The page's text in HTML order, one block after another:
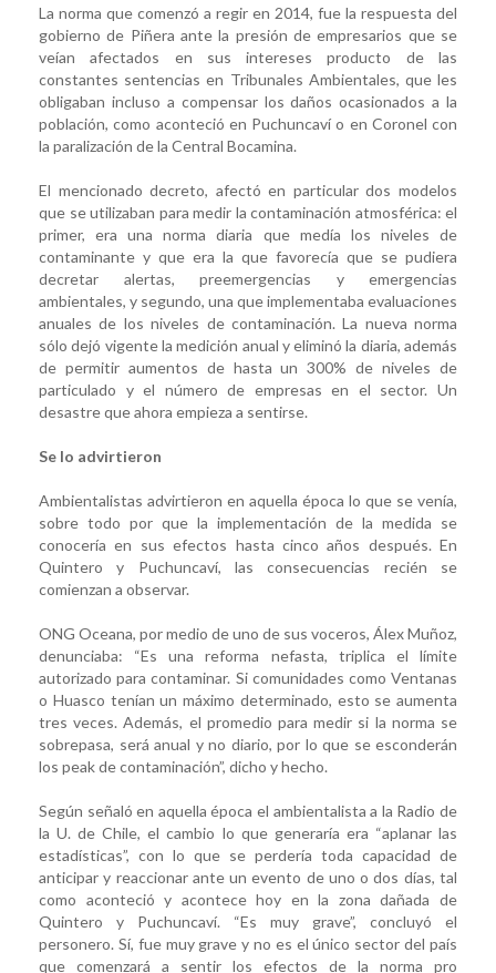
La norma que comenzó a regir en 2014, fue la respuesta del
gobierno de Piñera ante la presión de empresarios que se
veían afectados en sus intereses producto de las
constantes sentencias en Tribunales Ambientales, que les
obligaban incluso a compensar los daños ocasionados a la
población, como aconteció en Puchuncaví o en Coronel con
la paralización de la Central Bocamina.
El mencionado decreto, afectó en particular dos modelos
que se utilizaban para medir la contaminación atmosférica: el
primer, era una norma diaria que medía los niveles de
contaminante y que era la que favorecía que se pudiera
decretar alertas, preemergencias y emergencias
ambientales, y segundo, una que implementaba evaluaciones
anuales de los niveles de contaminación. La nueva norma
sólo dejó vigente la medición anual y eliminó la diaria, además
de permitir aumentos de hasta un 300% de niveles de
particulado y el número de empresas en el sector. Un
desastre que ahora empieza a sentirse.
Se lo advirtieron
Ambientalistas advirtieron en aquella época lo que se venía,
sobre todo por que la implementación de la medida se
conocería en sus efectos hasta cinco años después. En
Quintero y Puchuncaví, las consecuencias recién se
comienzan a observar.
ONG Oceana, por medio de uno de sus voceros, Álex Muñoz,
denunciaba: “Es una reforma nefasta, triplica el límite
autorizado para contaminar. Si comunidades como Ventanas
o Huasco tenían un máximo determinado, esto se aumenta
tres veces. Además, el promedio para medir si la norma se
sobrepasa, será anual y no diario, por lo que se esconderán
los peak de contaminación”, dicho y hecho.
Según señaló en aquella época el ambientalista a la Radio de
la U. de Chile, el cambio lo que generaría era “aplanar las
estadísticas”, con lo que se perdería toda capacidad de
anticipar y reaccionar ante un evento de uno o dos días, tal
como aconteció y acontece hoy en la zona dañada de
Quintero y Puchuncaví. “Es muy grave”, concluyó el
personero. Sí, fue muy grave y no es el único sector del país
que comenzará a sentir los efectos de la norma pro